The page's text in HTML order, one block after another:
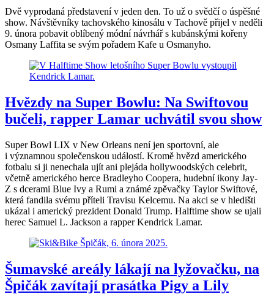
Dvě vyprodaná představení v jeden den. To už o svědčí o úspěšné
show. Návštěvníky tachovského kinosálu v Tachově přijel v neděli
9. února pobavit oblíbený módní návrhář s kubánskými kořeny
Osmany Laffita se svým pořadem Kafe u Osmanyho.
Hvězdy na Super Bowlu: Na Swiftovou
bučeli, rapper Lamar uchvátil svou show
Super Bowl LIX v New Orleans není jen sportovní, ale
i významnou společenskou událostí. Kromě hvězd amerického
fotbalu si ji nenechala ujít ani plejáda hollywoodských celebrit,
včetně amerického herce Bradleyho Coopera, hudební ikony Jay-
Z s dcerami Blue Ivy a Rumi a známé zpěvačky Taylor Swiftové,
která fandila svému příteli Travisu Kelcemu. Na akci se v hledišti
ukázal i americký prezident Donald Trump. Halftime show se ujali
herec Samuel L. Jackson a rapper Kendrick Lamar.
Šumavské areály lákají na lyžovačku, na
Špičák zavítají prasátka Pigy a Lily